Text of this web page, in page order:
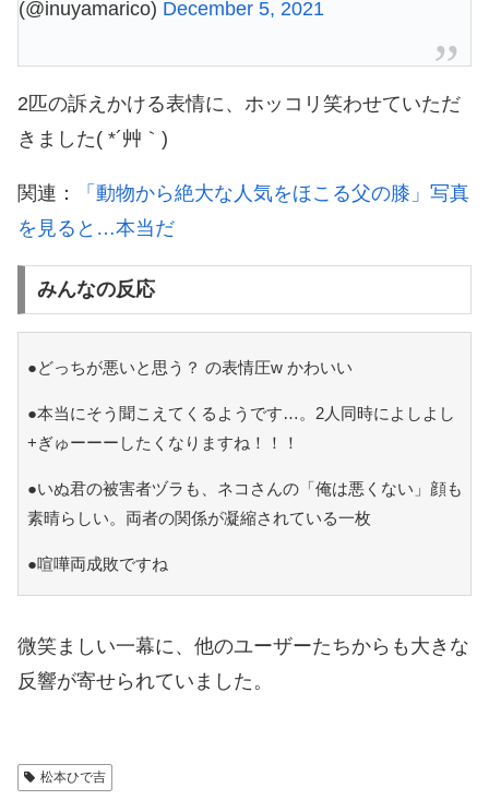
(@inuyamarico) December 5, 2021
2匹の訴えかける表情に、ホッコリ笑わせていただ
きました( *´艸｀)
関連：
「動物から絶大な人気をほこる父の膝」写真
を見ると…本当だ
みんなの反応
●どっちが悪いと思う？ の表情圧w かわいい
●本当にそう聞こえてくるようです…。2人同時によしよし
+ぎゅーーーしたくなりますね！！！
●いぬ君の被害者ヅラも、ネコさんの「俺は悪くない」顔も
素晴らしい。両者の関係が凝縮されている一枚
●喧嘩両成敗ですね
微笑ましい一幕に、他のユーザーたちからも大きな
反響が寄せられていました。
松本ひで吉